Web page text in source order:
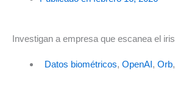
Investigan a empresa que escanea el iris
Datos biométricos, OpenAI, Orb,